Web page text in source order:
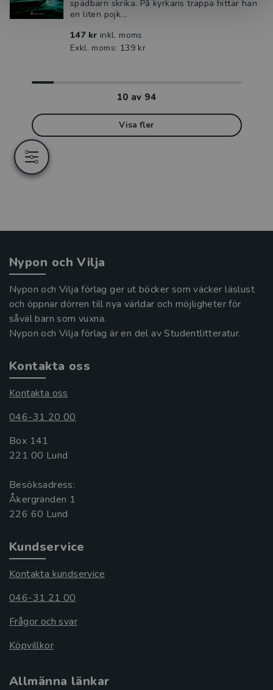
spädbarn skrika. På kyrkans trappa hittar han
en liten pojk...
147 kr inkl. moms
Exkl. moms: 139 kr
10 av 94
Visa fler
Nypon och Vilja
Nypon och Vilja förlag ger ut böcker som väcker läslust
och öppnar dörren till nya världar och möjligheter för
såväl barn som vuxna.
Nypon och Vilja förlag är en del av Studentlitteratur.
Kontakta oss
Kontakta oss
046-31 20 00
Box 141
221 00 Lund
Besöksadress:
Åkergränden 1
Kundservice
Kontakta kundservice
046-31 21 00
Frågor och svar
Köpvillkor
Allmänna länkar